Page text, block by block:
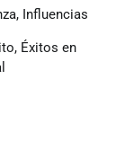
Influencias
Éxitos en